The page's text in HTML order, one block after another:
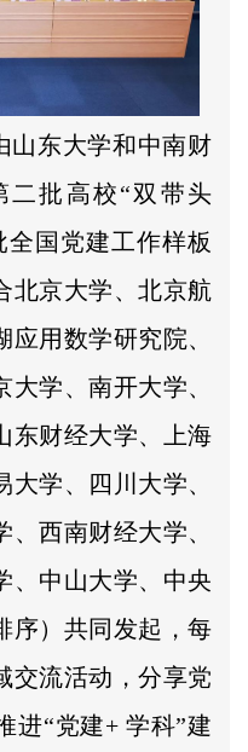
山东大学和中南财
二批高校“双带头
全国党建工作样板
北京大学、北京航
用数学研究院、
学、南开大学、
东财经大学、上海
学、四川大学、
西南财经大学、
、中山大学、中央
序）共同发起，每
交流活动，分享党
进“党建+ 学科”建